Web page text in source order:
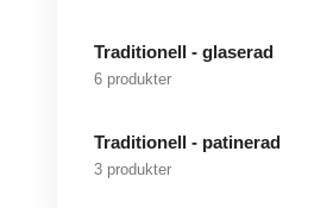
Traditionell - glaserad
6 produkter
Traditionell - patinerad
3 produkter